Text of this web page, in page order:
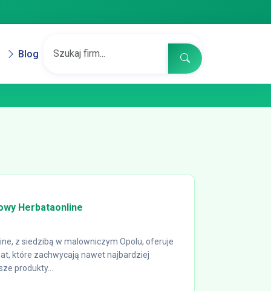
Blog
Herbataonline
z siedzibą w malowniczym Opolu, oferuje
które zachwycają nawet najbardziej
produkty...